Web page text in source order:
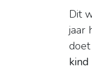
Dit
jaar
kind